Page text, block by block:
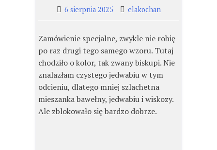
6 sierpnia 2025 elakochan
Zamówienie specjalne, zwykle nie robię
po raz drugi tego samego wzoru. Tutaj
chodziło o kolor, tak zwany biskupi. Nie
znalazłam czystego jedwabiu w tym
odcieniu, dlatego mniej szlachetna
mieszanka bawełny, jedwabiu i wiskozy.
Ale zblokowało się bardzo dobrze.